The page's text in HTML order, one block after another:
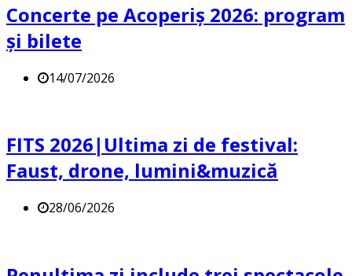
Concerte pe Acoperiș 2026: program
și bilete
14/07/2026
FITS 2026|Ultima zi de festival:
Faust, drone, lumini&muzică
28/06/2026